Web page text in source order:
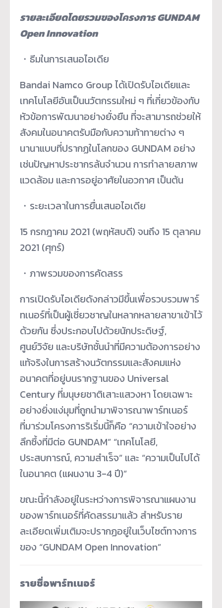
รายละเอียดโดยรวมของโครงการ GUNDAM
Open Innovation
・ธีมในการเสนอไอเดีย
Bandai Namco Group ได้เปิดรับไอเดียและ
เทคโนโลยีอันเป็นนวัตกรรมใหม่ ๆ ที่เกี่ยวข้องกับ
หัวข้อการพัฒนาอย่างยั่งยืน ที่จะสามารถช่วยให้
สังคมในอนาคตรับมือกับความท้าทายต่าง ๆ
นานาแบบที่ปรากฏในโลกของ GUNDAM อย่าง
เช่นปัญหาประชากรล้นจำนวน การทำลายสภาพ
แวดล้อม และการอยู่อาศัยในอวกาศ เป็นต้น
・ระยะเวลาในการยื่นเสนอไอเดีย
15 กรกฎาคม 2021 (พฤหัสบดี) จนถึง 15 ตุลาคม
2021 (ศุกร์)
・ภาพรวมของการคัดสรร
การเปิดรับไอเดียดังกล่าวมีขึ้นเพื่อรวบรวมพาร์
ทเนอร์ที่เป็นผู้เชี่ยวชาญในหลากหลายสาขาเข้าไว้
ด้วยกัน ซึ่งประกอบไปด้วยนักประดิษฐ์,
ศูนย์วิจัย และบริษัทชั้นนำที่มีความต้องการอย่าง
แท้จริงในการสร้างนวัตกรรมและสังคมแห่ง
อนาคตที่อยู่บนรากฐานของ Universal
Century ที่มนุษยชาติเสาะแสวงหา โดยเฉพาะ
อย่างยิ่งแง่มุมที่ถูกนำมาพิจารณาพาร์ทเนอร์
ที่มาร่วมโครงการริเริ่มนี้ก็คือ “ความเข้าใจอย่าง
ลึกซึ้งที่มีต่อ GUNDAM” “เทคโนโลยี,
ประสบการณ์, ความสำเร็จ” และ “ความเป็นไปได้
ในอนาคต (แผนงาน 3-4 ปี)”
ขณะนี้กำลังอยู่ในระหว่างการพิจารณาแผนงาน
ของพาร์ทเนอร์ที่คัดสรรมาแล้ว สำหรับราย
ละเอียดเพิ่มเติมจะปรากฏอยู่ในเว็บไซต์ทางการ
ของ “GUNDAM Open Innovation”
รายชื่อพาร์ทเนอร์